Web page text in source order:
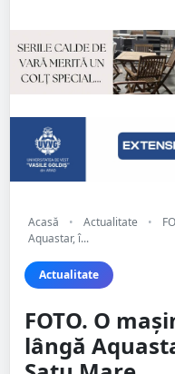
Acasă • Actualitate •
Aquastar, î...
Actualitate
FOTO. O
lângă